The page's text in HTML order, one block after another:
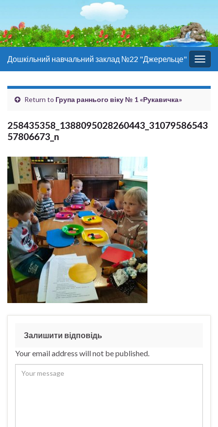
Дошкільний навчальний заклад №22 "Джерельце"
Return to Група раннього віку № 1 «Рукавичка»
258435358_1388095028260443_31079586543
57806673_n
Залишити відповідь
Your email address will not be published.